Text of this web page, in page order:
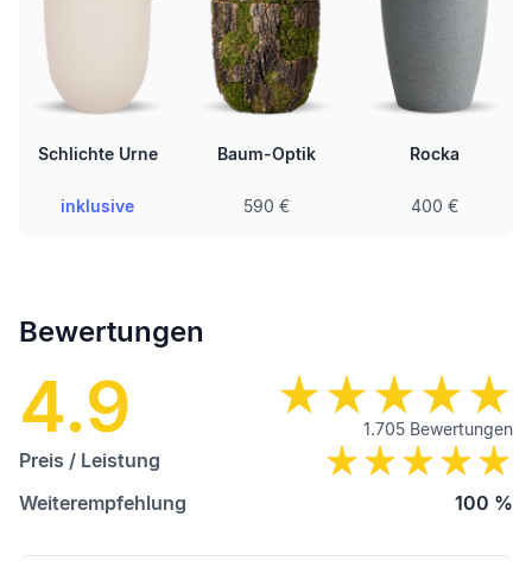
Schlichte Urne
inklusive
Baum-Optik
590 €
Rocka
400 €
Bewertungen
4.9 1.705 Bewertungen
Preis / Leistung
Weiterempfehlung
100 %